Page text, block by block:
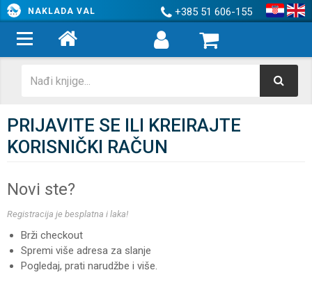
NAKLADA VAL +385 51 606-155
PRIJAVITE SE ILI KREIRAJTE
KORISNIČKI RAČUN
Novi ste?
Registracija je besplatna i laka!
Brži checkout
Spremi više adresa za slanje
Pogledaj, prati narudžbe i više.